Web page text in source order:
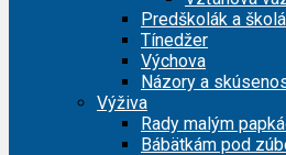
Predškolák a
Tínedžer
Výchova
Názory a
Výživa
Rady malým
Bábätkám pod